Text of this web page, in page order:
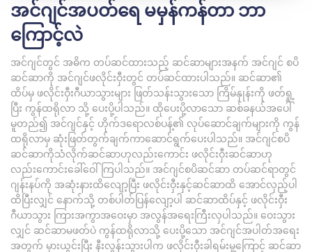
အင်ဂျင်အပတ်ရေ မမှန်ကန်တာ ဘာ
ကြောင့်လဲ
အင်ဂျင်တွင် အဓိက တပ်ဆင်ထားသည့် ဆင်ဆာများအနက် အင်ဂျင် စပိ
ဆင်ဆာကို အင်ဂျင်ဖလိုင်းဝှီးတွင် တပ်ဆင်ထားပါသည်။ ဆင်ဆာ၏
ထိပ်မှ ဖလိုင်းဝှီးဂီယာသွားများ ဖြတ်သန်းသွားသော ကြိမ်နှုန်းကို ဖတ်ရှု့
ပြီး ကွန်ထရိုလာ သို့ ပေးပို့ပါသည်။ ထိုပေးပို့လာသော ဆစ်ခနယ်အပေါ်
မူတည်၍ အင်ဂျင်နှင့် ဟိုက်ဒရောလစ်ပန့်၏ လုပ်ဆောင်ချက်များကို ကွန်
ထရိုလာမှ ဆုံးဖြတ်တွက်ချက်ကာဆောင်ရွက်ပေးပါသည်။ အင်ဂျင်စပိ
ဆင်ဆာကိုသံလိုက်ဆင်ဆာဟုလည်းကောင်း ဖလိုင်းဝှီးဆင်ဆာဟု
လည်းကောင်းခေါ်ဝေါ်ကြပါသည်။ အင်ဂျင်စပိဆင်ဆာ တပ်ဆင်ရာတွင်
ဂျန်းနပ်ကို အဆုံးနားထိလျော့ပြီး ဖလိုင်းဝှီးနှင့်ဆင်ဆာထိ အောင်လှည့်ပါ
ထိပြီးလျှင် နောက်သို့ တစ်ပါတ်ပြန်လျော့ပါ ဆင်ဆာထိပ်နှင့် ဖလိုင်းဝှီး
ဂီယာသွား ကြားအကွာအဝေးမှာ အလွန်အရေးကြီးလှပါသည်။ ဝေးသွား
လျှင် ဆင်ဆာမဖတ်ပဲ ကွန်ထရိုလာသို့ ပေးပို့သော အင်ဂျင်အပါတ်အရေး
အတွက် မှားယွင်းပြီး နီးလွန်းသွားပါက ဖလိုင်းဝှီးခါရမ်းမှု့ကြောင့် ဆင်ဆာ